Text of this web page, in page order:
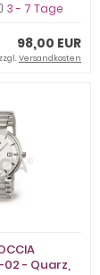
3 - 7 Tage
98,00 EUR
Versandkosten
- Quarz,